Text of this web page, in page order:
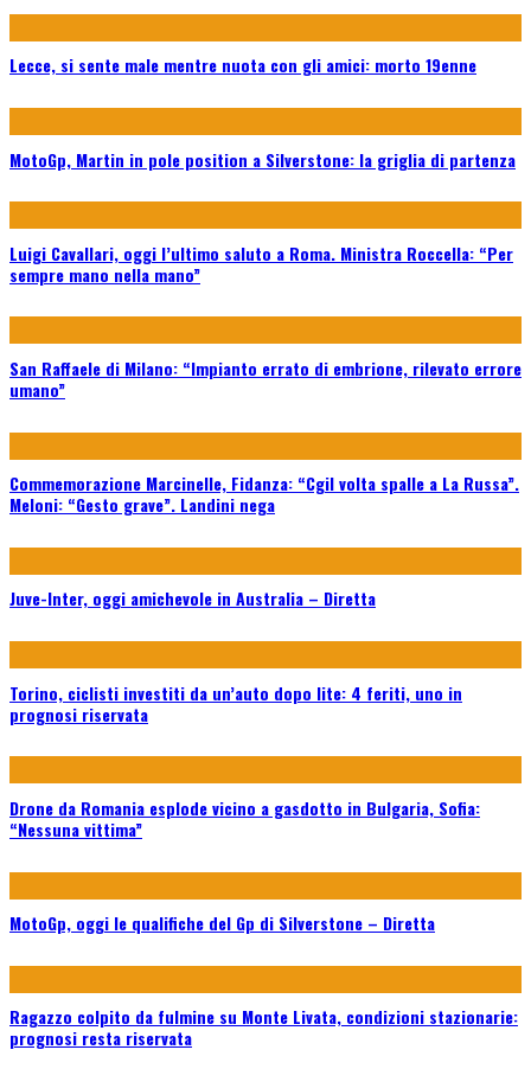
Lecce, si sente male mentre nuota con gli amici: morto 19enne
MotoGp, Martin in pole position a Silverstone: la griglia di partenza
Luigi Cavallari, oggi l’ultimo saluto a Roma. Ministra Roccella: “Per
sempre mano nella mano”
San Raffaele di Milano: “Impianto errato di embrione, rilevato errore
umano”
Commemorazione Marcinelle, Fidanza: “Cgil volta spalle a La Russa”.
Meloni: “Gesto grave”. Landini nega
Juve-Inter, oggi amichevole in Australia – Diretta
Torino, ciclisti investiti da un’auto dopo lite: 4 feriti, uno in
prognosi riservata
Drone da Romania esplode vicino a gasdotto in Bulgaria, Sofia:
“Nessuna vittima”
MotoGp, oggi le qualifiche del Gp di Silverstone – Diretta
Ragazzo colpito da fulmine su Monte Livata, condizioni stazionarie:
prognosi resta riservata